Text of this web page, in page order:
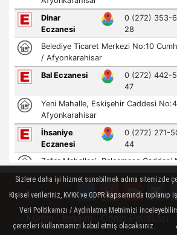
Sizlere daha iyi hizmet sunabilmek adına sitemizde
Kişisel verileriniz, KVKK ve GDPR kapsamında toplanıp
Veri Politikamızı / Aydınlatma Metnimizi
çerezleri kullanmamızı kabul etmiş olacaksınız.